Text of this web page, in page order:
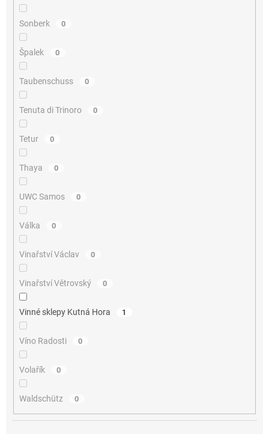
Sonberk 0
Špalek 0
Taubenschuss 0
Tenuta di Trinoro 0
Tetur 0
Thaya 0
UWC Samos 0
Válka 0
Vinařství Václav 0
Vinařství Větrovský 0
Vinné sklepy Kutná Hora 1
Víno Radosti 0
Volařík 0
Waldschütz 0